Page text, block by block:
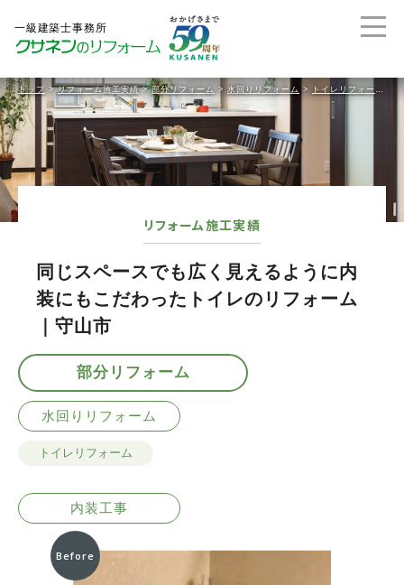
トップ >リフォーム施工実績>部分リフォーム > 水回りリフォーム > トイレリフォーム
リフォーム施工実績
同じスペースでも広く見えるように内
装にもこだわったトイレのリフォーム
｜守山市
部分リフォーム
水回りリフォーム
トイレリフォーム
内装工事
Before